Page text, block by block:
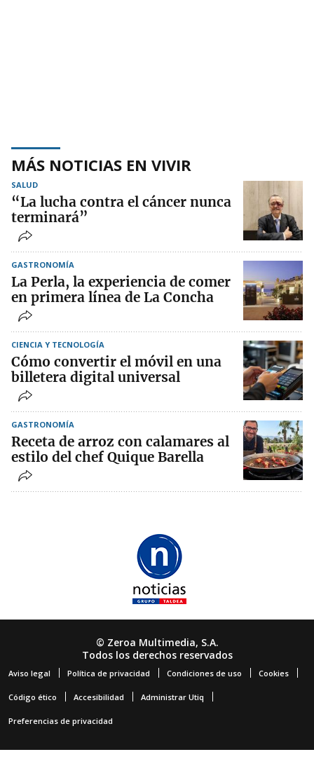
MÁS NOTICIAS EN VIVIR
SALUD
“La lucha contra el cáncer nunca
terminará”
GASTRONOMÍA
La Perla, la experiencia de comer
en primera línea de La Concha
CIENCIA Y TECNOLOGÍA
Cómo convertir el móvil en una
billetera digital universal
GASTRONOMÍA
Receta de arroz con calamares al
estilo del chef Quique Barella
© Zeroa Multimedia, S.A.
Todos los derechos reservados
Aviso legal Política de privacidad Condiciones de uso Cookies
Código ético Accesibilidad Administrar Utiq
Preferencias de privacidad